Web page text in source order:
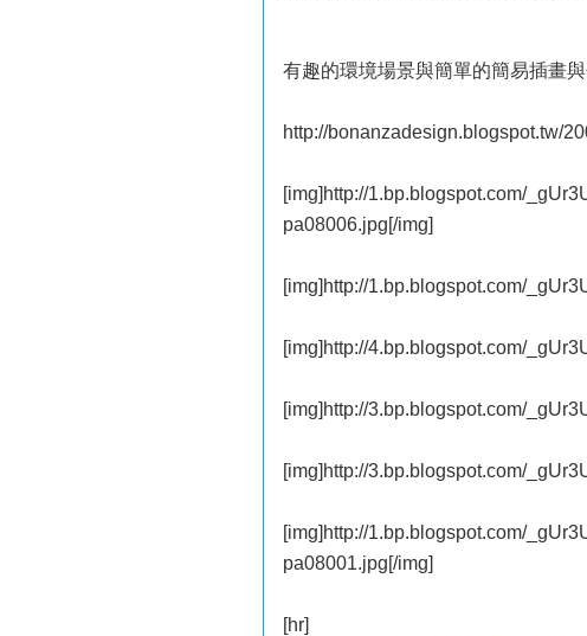
有趣的環境場景與簡單的簡易插畫
http://bonanzadesign.blogspot.tw/
[img]http://1.bp.blogspot.com/
pa08006.jpg[/img]
[img]http://1.bp.blogspot.com/
[img]http://4.bp.blogspot.com/
[img]http://3.bp.blogspot.com/
[img]http://3.bp.blogspot.com/
[img]http://1.bp.blogspot.com/
pa08001.jpg[/img]
[hr]